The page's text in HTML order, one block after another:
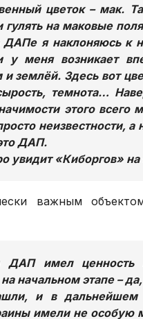
цветок – мак.
на маковые
я наклоняюсь к
меня возникает
землёй. Здесь вот
темнота…
этого всего
неизвестности, а
ДАП.
увидит «Киборгов»
важным
ДАП имел
на начальном этапе –
и в дальнейшем
имели не особую